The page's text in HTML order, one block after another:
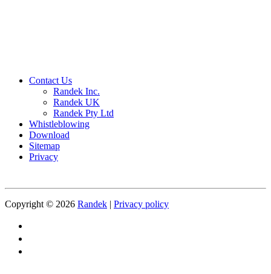
Contact Us
Randek Inc.
Randek UK
Randek Pty Ltd
Whistleblowing
Download
Sitemap
Privacy
Copyright © 2026 Randek | Privacy policy